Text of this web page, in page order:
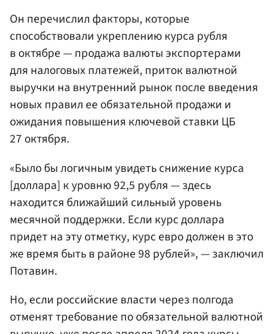
Он перечислил факторы, которые
способствовали укреплению курса рубля
в октябре — продажа валюты экспортерами
для налоговых платежей, приток валютной
выручки на внутренний рынок после введения
новых правил ее обязательной продажи и
ожидания повышения ключевой ставки ЦБ
27 октября.
«Было бы логичным увидеть снижение курса
[доллара] к уровню 92,5 рубля — здесь
находится ближайший сильный уровень
месячной поддержки. Если курс доллара
придет на эту отметку, курс евро должен в это
же время быть в районе 98 рублей», — заключил
Потавин.
Но, если российские власти через полгода
отменят требование по обязательной валютной